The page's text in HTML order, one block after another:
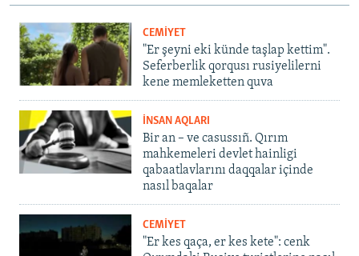
CEMİYET
"Er şeyni eki künde taşlap kettim".
Seferberlik qorqusı rusiyelilerni
kene memleketten quva
İNSAN AQLARI
Bir an – ve casussıñ. Qırım
mahkemeleri devlet hainligi
qabaatlavlarını daqqalar içinde
nasıl baqalar
CEMİYET
"Er kes qaça, er kes kete": cenk